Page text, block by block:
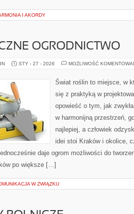
I AKORDY
OGRODNICTWO
STY - 27 - 2026 MOŻLIWOŚĆ
Świat roślin to miejsce, w
się z praktyką w
opowieść o tym, jak
w harmonijną przestrzeń,
najlepiej, a człowiek
idei stoi Kraków i okolice,
daje ogrom możliwości do
po większe […]
W ZWIĄZKU